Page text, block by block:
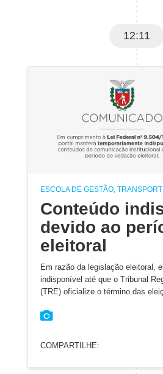
12:11
ESCOLA DE GESTÃO,
Conteúdo
devido ao
eleitoral
Em razão da legislação eleitoral,
indisponível até que o Tribunal
(TRE) oficialize o término das
COMPARTILHE: